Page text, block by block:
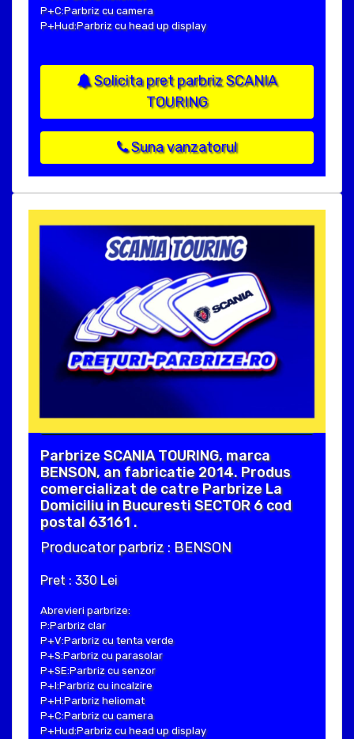
P+C:Parbriz cu camera
P+Hud:Parbriz cu head up display
Solicita pret parbriz SCANIA
TOURING
Suna vanzatorul
Parbrize SCANIA TOURING, marca
BENSON, an fabricatie 2014. Produs
comercializat de catre Parbrize La
Domiciliu in Bucuresti SECTOR 6 cod
postal 63161 .
Producator parbriz : BENSON
Pret : 330 Lei
Abrevieri parbrize:
P:Parbriz clar
P+V:Parbriz cu tenta verde
P+S:Parbriz cu parasolar
P+SE:Parbriz cu senzor
P+I:Parbriz cu incalzire
P+H:Parbriz heliomat
P+C:Parbriz cu camera
P+Hud:Parbriz cu head up display